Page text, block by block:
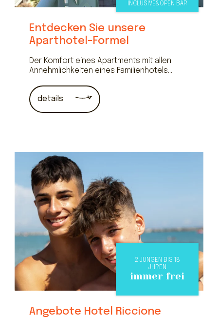
Entdecken Sie unsere
Aparthotel-Formel
Der Komfort eines Apartments mit allen
Annehmlichkeiten eines Familienhotels...
details
INCLUSIVE&OPEN BAR
Angebote Hotel Riccione
2 JUNGEN BIS 18
JHREN
immer frei